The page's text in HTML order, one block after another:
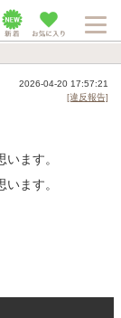
2026-04-20 17:57:21
[違反報告]
ます。
ます。